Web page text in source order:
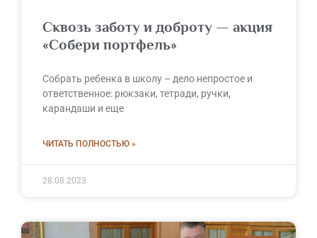
Сквозь заботу и доброту — акция
«Собери портфель»
Собрать ребенка в школу – дело непростое и
ответственное: рюкзаки, тетради, ручки,
карандаши и еще
ЧИТАТЬ ПОЛНОСТЬЮ »
28.08.2023